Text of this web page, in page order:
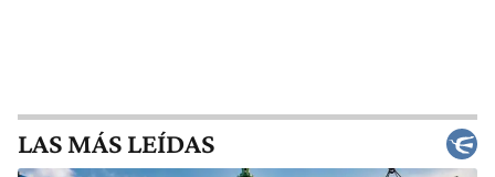
LAS MÁS LEÍDAS